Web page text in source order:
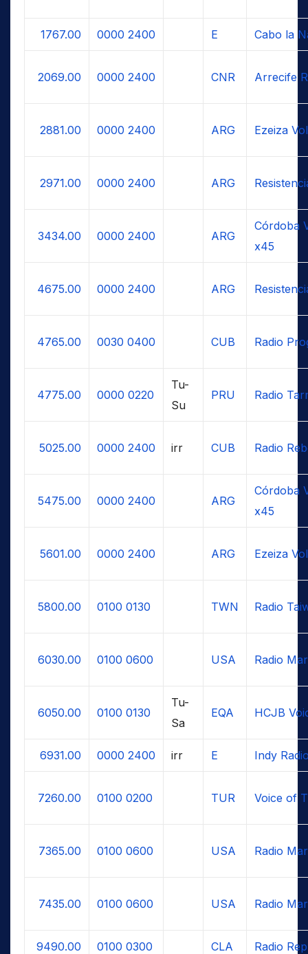
1767.00 0000 2400 E Cabo la
2069.00 0000 2400 CNR Arrecife
2881.00 0000 2400 ARG Ezeiza
2971.00 0000 2400 ARG
3434.00 0000 2400 ARG
Córdoba
x45
4675.00 0000 2400 ARG
4765.00 0030 0400 CUB Radio
4775.00 0000 0220
Tu-
Su
PRU Radio
5025.00 0000 2400 irr CUB Radio
5475.00 0000 2400 ARG
Córdoba
x45
5601.00 0000 2400 ARG Ezeiza
5800.00 0100 0130 TWN Radio
6030.00 0100 0600 USA Radio
6050.00 0100 0130
Tu-
Sa
EQA HCJB
6931.00 0000 2400 irr E Indy
7260.00 0100 0200 TUR Voice of
7365.00 0100 0600 USA Radio
7435.00 0100 0600 USA Radio
9490.00 0100 0300 CLA Radio